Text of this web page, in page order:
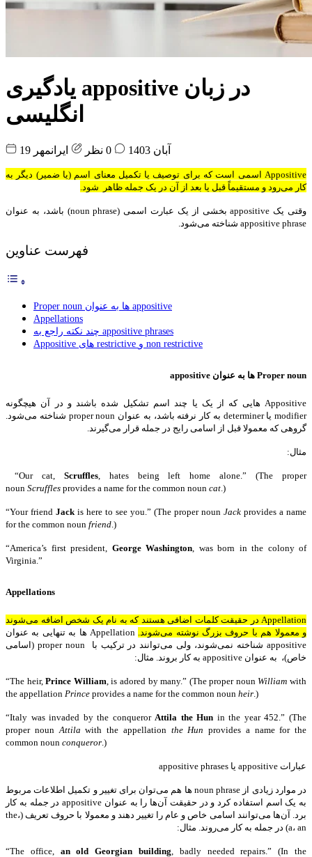
یادگیری appositive در زبان
انگلیسی
19 آبان 1403 ایرانمهر
Appositive اسمی است که برای توصیف یا تکمیل معنای اسم (یا ضمیر) دیگر به
کار می‌رود و مستقیماً قبل یا بعد از آن در یک جمله ظاهر شود.
وقتی یک appositive بخشی از یک عبارت اسمی (noun phrase) باشد، به عنوان
appositive phrase شناخته می‌شود.
فهرست عناوین
Proper noun ها به عنوان appositive
Appellations
چند نکته راجع به appositive phrases
Appositive های restrictive و non restrictive
Proper noun ها به عنوان appositive
Appositive هایی که از یک یا چند اسم تشکیل شده باشند و در آن هیچگونه
modifier یا determiner به کار نرفته باشد، به عنوان proper noun شناخته می‌شود.
گروهی که معمولا قبل از اسامی رایج در جمله قرار می‌گیرند.
مثال:
“Our cat, Scruffles, hates being left home alone.” (The proper
noun Scruffles provides a name for the common noun cat.)
“Your friend Jackis here to see you.” (The proper noun Jack provides a name
for the common noun friend.)
“America’s first president, George Washington, was born in the colony of
Virginia.”
Appellations
Appellation در حقیقت کلمات اضافی هستند که به نام یک شخص اضافه می‌شوند
و معمولا هم با حروف بزرگ نوشته می‌شوند.
Appellation ها به تنهایی به عنوان
appositive شناخته نمی‌شوند، ولی می‌توانند در ترکیب با proper noun (اسامی
خاص)، به عنوان appositive به کار بروند. مثال:
“The heir,Prince William , is adored by many.” (The proper noun William with
the appellation Prince provides a name for the common noun heir .)
“Italy was invaded by the conqueror Attila the Hun in the year 452.” (The
proper noun Attila with the appellation the Hun provides a name for the
common noun conqueror .)
عبارات appositive‌ یا appositive phrases
در موارد زیادی از noun phrase ها هم می‌توان برای تغییر و تکمیل اطلاعات مربوط
به یک اسم استفاده کرد و در حقیقت آن‌ها را به عنوان appositive در جمله به کار
برد. آن‌ها می‌توانند اسامی خاص و عام را تغییر دهند و معمولا با حروف تعریف (the،
a، an) در جمله به کار می‌روند. مثال:
“The office, an old Georgian building , badly needed repairs.” (In the